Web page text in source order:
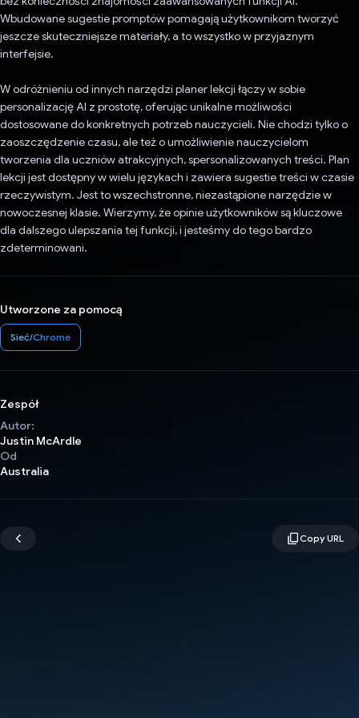
Wbudowane sugestie promptów pomagają użytkownikom tworzyć
jeszcze skuteczniejsze materiały, a to wszystko w przyjaznym
interfejsie.
W odróżnieniu od innych narzędzi planer lekcji łączy w sobie
personalizację AI z prostotę, oferując unikalne możliwości
dostosowane do konkretnych potrzeb nauczycieli. Nie chodzi tylko o
zaoszczędzenie czasu, ale też o umożliwienie nauczycielom
tworzenia dla uczniów atrakcyjnych, spersonalizowanych treści. Plan
lekcji jest dostępny w wielu językach i zawiera sugestie treści w czasie
rzeczywistym. Jest to wszechstronne, niezastąpione narzędzie w
nowoczesnej klasie. Wierzymy, że opinie użytkowników są kluczowe
dla dalszego ulepszania tej funkcji, i jesteśmy do tego bardzo
zdeterminowani.
Utworzone za pomocą
Sieć/Chrome
Zespół
Autor:
Justin McArdle
Od
Australia